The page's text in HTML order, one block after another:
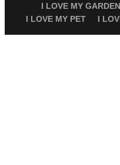
I LOVE MY GARDEN
I LOVE MY PET
I